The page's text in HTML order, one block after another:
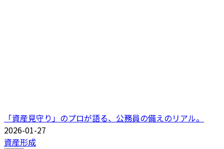
「資産見守り」のプロが語る、公務員の備えのリアル。
2026-01-27
資産形成